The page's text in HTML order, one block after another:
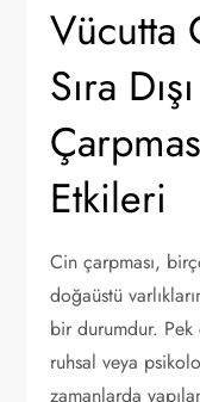
Vücutta
Sıra
Etkileri
Cin çarpması,
doğaüstü
bir durumdur. Pek
ruhsal veya
zamanlarda